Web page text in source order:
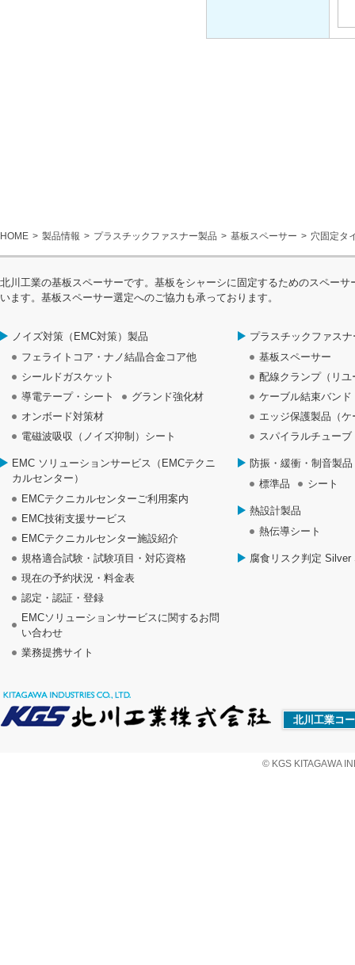
HOME 製品情報 プラスチックファスナー製品 基板スペーサー 穴固定タ
北川工業の基板スペーサーです。基板をシャーシに固定するためのスペー
います。基板スペーサー選定へのご協力も承っております。
ノイズ対策（EMC対策）製品
フェライトコア・ナノ結晶合金コア他
シールドガスケット
導電テープ・シート
グランド強化材
オンボード対策材
電磁波吸収（ノイズ抑制）シート
EMC ソリューションサービス（EMCテクニ
カルセンター）
EMCテクニカルセンターご利用案内
EMC技術支援サービス
EMCテクニカルセンター施設紹介
規格適合試験・試験項目・対応資格
現在の予約状況・料金表
認定・認証・登録
EMCソリューションサービスに関するお問
い合わせ
業務提携サイト
プラスチックファス
基板スペーサー
配線クランプ（リ
ケーブル結束バンド
エッジ保護製品（
スパイラルチューブ
防振・緩衝・制音製品
標準品
シート
熱設計製品
熱伝導シート
腐食リスク判定
北川工業コ
© KGS KITAGAWA